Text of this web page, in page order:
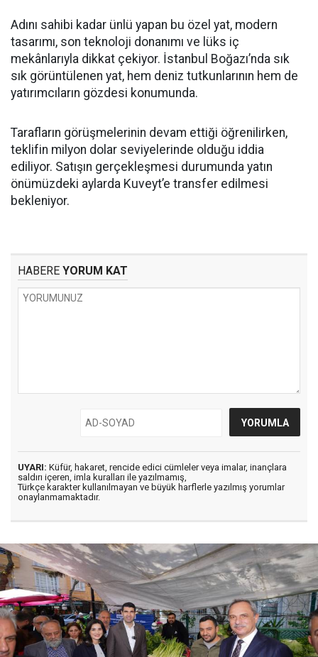
Adını sahibi kadar ünlü yapan bu özel yat, modern
tasarımı, son teknoloji donanımı ve lüks iç
mekânlarıyla dikkat çekiyor. İstanbul Boğazı’nda sık
sık görüntülenen yat, hem deniz tutkunlarının hem de
yatırımcıların gözdesi konumunda.
Tarafların görüşmelerinin devam ettiği öğrenilirken,
teklifin milyon dolar seviyelerinde olduğu iddia
ediliyor. Satışın gerçekleşmesi durumunda yatın
önümüzdeki aylarda Kuveyt’e transfer edilmesi
bekleniyor.
HABERE YORUM KAT
UYARI: Küfür, hakaret, rencide edici cümleler veya imalar, inançlara
saldırı içeren, imla kuralları ile yazılmamış,
Türkçe karakter kullanılmayan ve büyük harflerle yazılmış yorumlar
onaylanmamaktadır.